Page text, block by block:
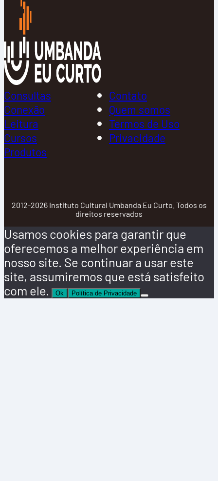
Consultas
Conexão
Leitura
Cursos
Produtos
Contato
Quem somos
Termos de Uso
Privacidade
2012-2026 Instituto Cultural Umbanda Eu Curto. Todos os
direitos reservados
Usamos cookies para garantir que
oferecemos a melhor experiência em
nosso site. Se continuar a usar este
site, assumiremos que está satisfeito
com ele.
Ok Política de Privacidade